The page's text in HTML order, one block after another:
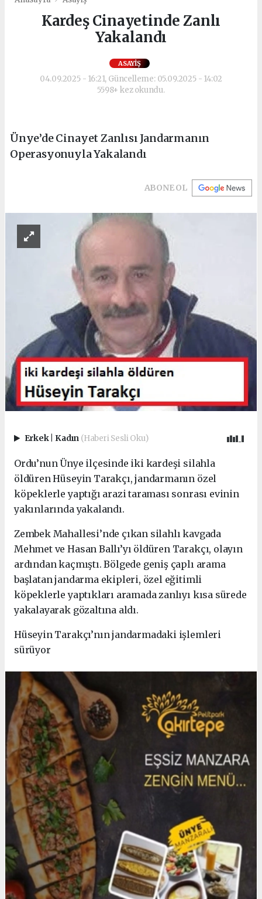
Kardeş Cinayetinde Zanlı
Yakalandı
ASAYIŞ
04.09.2025 - 16:21, Güncelleme: 05.09.2025 - 14:02
5598+ kez okundu.
Ünye’de Cinayet Zanlısı Jandarmanın
Operasyonuyla Yakalandı
ABONE OL
Erkek Kadın (Haberi Sesli Oku)
Ordu’nun Ünye ilçesinde iki kardeşi silahla
öldüren Hüseyin Tarakçı, jandarmanın özel
köpeklerle yaptığı arazi taraması sonrası evinin
yakınlarında yakalandı.
Zembek Mahallesi’nde çıkan silahlı kavgada
Mehmet ve Hasan Ballı’yı öldüren Tarakçı, olayın
ardından kaçmıştı. Bölgede geniş çaplı arama
başlatan jandarma ekipleri, özel eğitimli
köpeklerle yaptıkları aramada zanlıyı kısa sürede
yakalayarak gözaltına aldı.
Hüseyin Tarakçı’nın jandarmadaki işlemleri
sürüyor